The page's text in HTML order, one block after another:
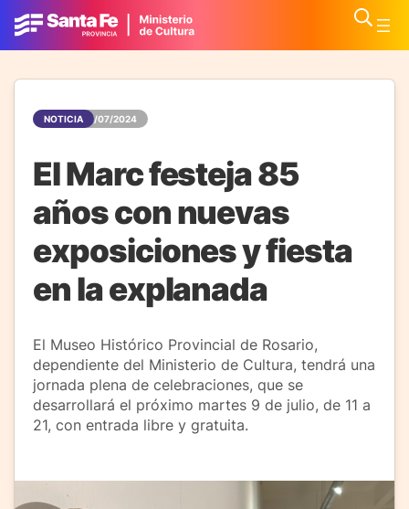
NOTICIA 01/07/2024
El Marc festeja 85
años con nuevas
exposiciones y fiesta
en la explanada
El Museo Histórico Provincial de Rosario,
dependiente del Ministerio de Cultura, tendrá una
jornada plena de celebraciones, que se
desarrollará el próximo martes 9 de julio, de 11 a
21, con entrada libre y gratuita.